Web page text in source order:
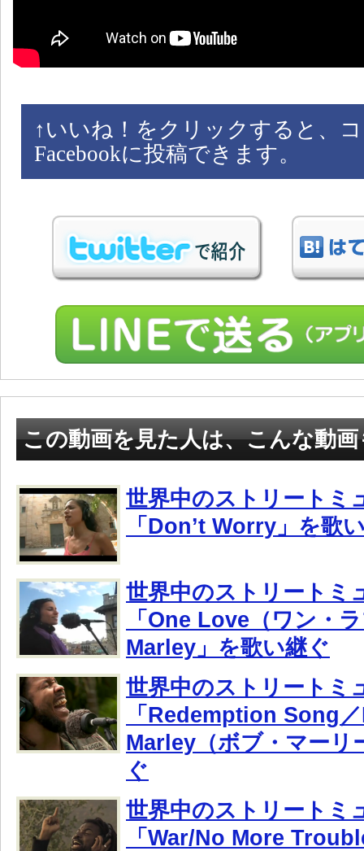
↑ いいね！をクリックすると、
Facebookに投稿できます。
この動画を見た人は、こんな動
世界中のストリートミ
「Don’t Worry」を歌
世界中のストリートミ
「One Love（ワン・
Marley」を歌い継ぐ
世界中のストリートミ
「Redemption Song
Marley（ボブ・マーリ
ぐ
世界中のストリートミ
「War/No More